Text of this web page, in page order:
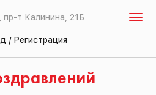
пр-т Калинина, 21Б
/ Регистрация